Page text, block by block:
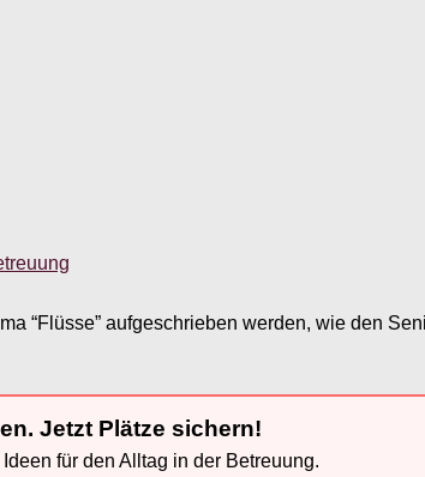
“Flüsse” aufgeschrieben werden, wie den
Jetzt Plätze sichern!
für den Alltag in der Betreuung.